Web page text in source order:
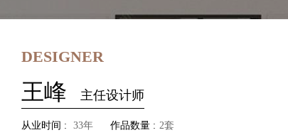
DESIGNER
王峰 主任设计师
从业时间 : 33年 作品数量 : 2套